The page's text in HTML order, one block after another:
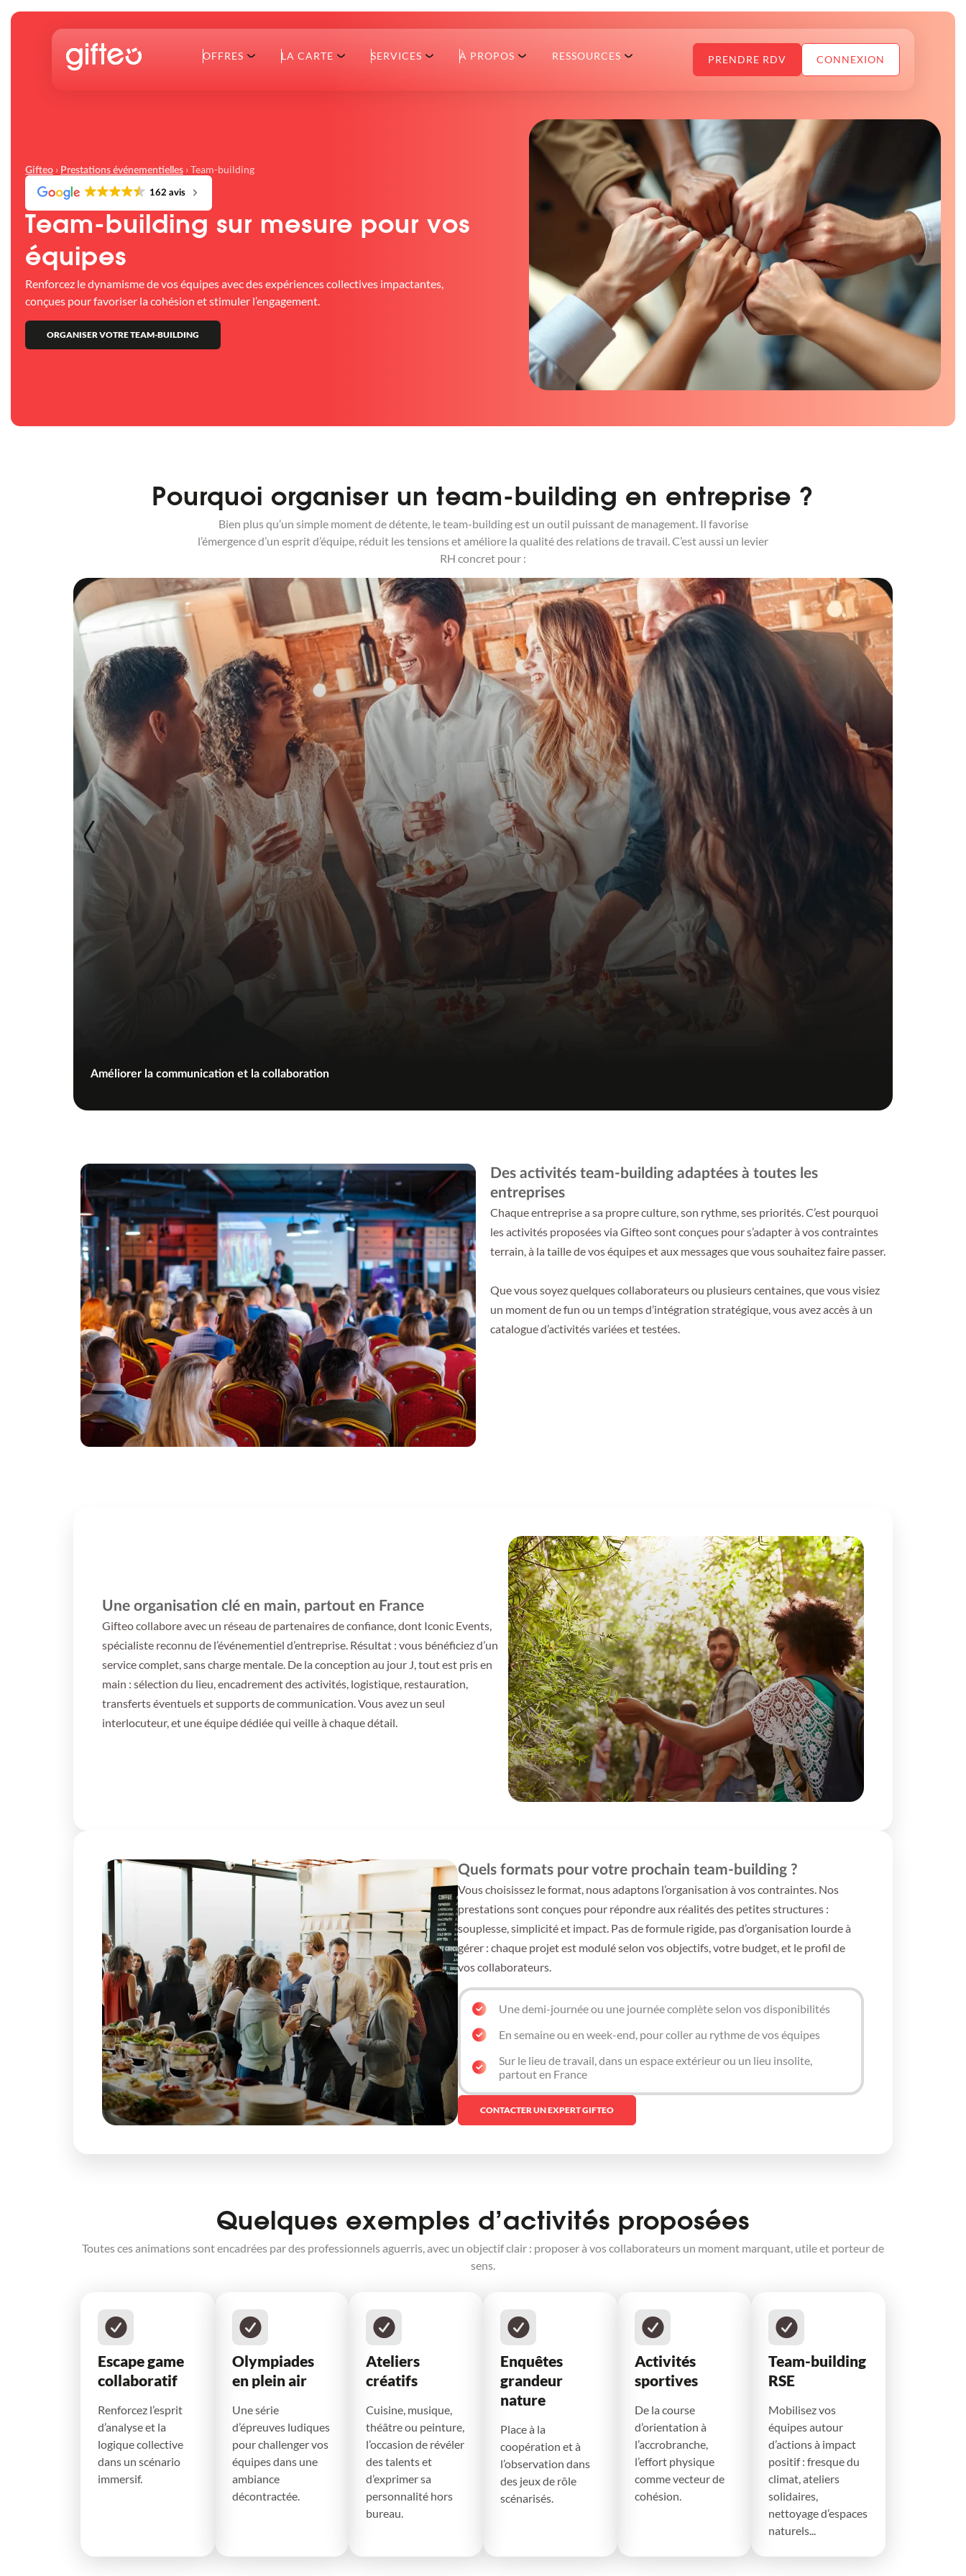
OFFRES LA CARTE SERVICES À PROPOS RESSOURCES PRENDRE RDV CONNEXION
Gifteo › Prestations événementielles ›Team-building
162 avis
Team-building sur mesure pour vos
équipes
Renforcez le dynamisme de vos équipes avec des expériences collectives impactantes,
conçues pour favoriser la cohésion et stimuler l’engagement.
ORGANISER VOTRE TEAM-BUILDING
Pourquoi organiser un team-building en entreprise ?
Bien plus qu’un simple moment de détente, le team-building est un outil puissant de management. Il favorise
l’émergence d’un esprit d’équipe, réduit les tensions et améliore la qualité des relations de travail. C’est aussi un levier
RH concret pour :
Améliorer la communication et la collaboration
Des activités team-building adaptées à toutes les
entreprises
Chaque entreprise a sa propre culture, son rythme, ses priorités. C’est pourquoi
les activités proposées via Gifteo sont conçues pour s’adapter à vos contraintes
terrain, à la taille de vos équipes et aux messages que vous souhaitez faire passer.
Que vous soyez quelques collaborateurs ou plusieurs centaines, que vous visiez
un moment de fun ou un temps d’intégration stratégique, vous avez accès à un
catalogue d’activités variées et testées.
Une organisation clé en main, partout en France
Gifteo collabore avec un réseau de partenaires de confiance, dont Iconic Events,
spécialiste reconnu de l’événementiel d’entreprise. Résultat : vous bénéficiez d’un
service complet, sans charge mentale. De la conception au jour J, tout est pris en
main : sélection du lieu, encadrement des activités, logistique, restauration,
transferts éventuels et supports de communication. Vous avez un seul
interlocuteur, et une équipe dédiée qui veille à chaque détail.
Quels formats pour votre prochain team-building ?
Vous choisissez le format, nous adaptons l’organisation à vos contraintes. Nos
prestations sont conçues pour répondre aux réalités des petites structures :
souplesse, simplicité et impact. Pas de formule rigide, pas d’organisation lourde à
gérer : chaque projet est modulé selon vos objectifs, votre budget, et le profil de
vos collaborateurs.
Une demi-journée ou une journée complète selon vos disponibilités
En semaine ou en week-end, pour coller au rythme de vos équipes
Sur le lieu de travail, dans un espace extérieur ou un lieu insolite,
partout en France
CONTACTER UN EXPERT GIFTEO
Quelques exemples d’activités proposées
Toutes ces animations sont encadrées par des professionnels aguerris, avec un objectif clair : proposer à vos collaborateurs un moment marquant, utile et porteur de
sens.
Escape game
collaboratif
Renforcez l’esprit
d’analyse et la
logique collective
dans un scénario
immersif.
Olympiades
en plein air
Une série
d’épreuves ludiques
pour challenger vos
équipes dans une
ambiance
décontractée.
Ateliers
créatifs
Cuisine, musique,
théâtre ou peinture,
l’occasion de révéler
des talents et
d’exprimer sa
personnalité hors
bureau.
Enquêtes
grandeur
nature
Place à la
coopération et à
l’observation dans
des jeux de rôle
scénarisés.
Activités
sportives
De la course
d’orientation à
l’accrobranche,
l’effort physique
comme vecteur de
cohésion.
Team-building
RSE
Mobilisez vos
équipes autour
d’actions à impact
positif : fresque du
climat, ateliers
solidaires,
nettoyage d’espaces
naturels...